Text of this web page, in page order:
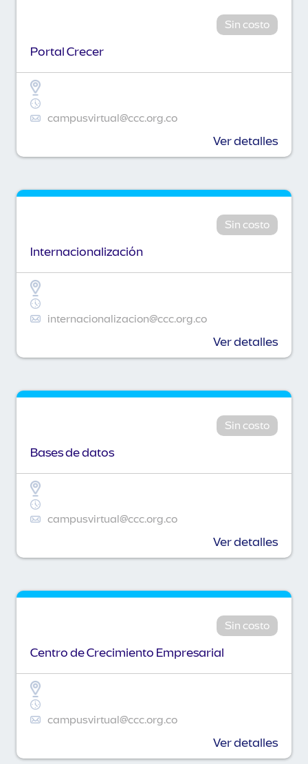
Sin costo
Portal Crecer
campusvirtual@ccc.org.co
Ver detalles
Sin costo
Internacionalización
internacionalizacion@ccc.org.co
Ver detalles
Sin costo
Bases de datos
campusvirtual@ccc.org.co
Ver detalles
Sin costo
Centro de Crecimiento Empresarial
campusvirtual@ccc.org.co
Ver detalles